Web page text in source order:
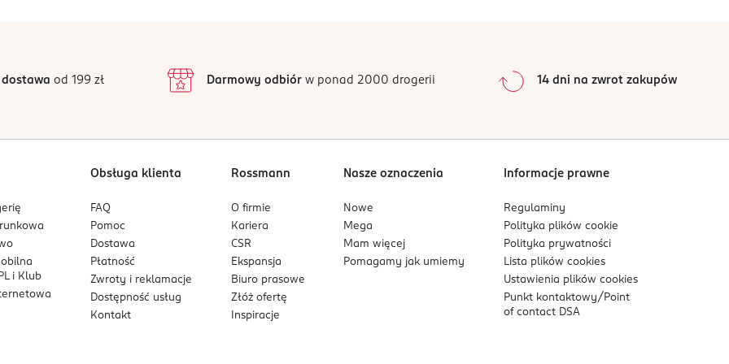
w sposób niedostępny dla małych dzieci.
2
1
0%
Sortowanie wgdata: od najnowszej
dostawa od 199 zł Darmowy odbiórw ponad 2000 drogerii 14 dni na zwrot zakupów
i Klub
Obsługa klienta
FAQ
Pomoc
Dostawa
Płatność
Zwroty i reklamacje
Dostępność usług
Kontakt
Rossmann
O firmie
Kariera
CSR
Ekspansja
Biuro prasowe
Złóż ofertę
Inspiracje
Nasze oznaczenia
Nowe
Mega
Mam więcej
Pomagamy jak umiemy
Informacje prawne
Regulaminy
Polityka plikówcookie
Polityka prywatności
Lista plikówcookies
Ustawienia plikówcookies
Punkt kontaktowy/ Point
of contact DSA